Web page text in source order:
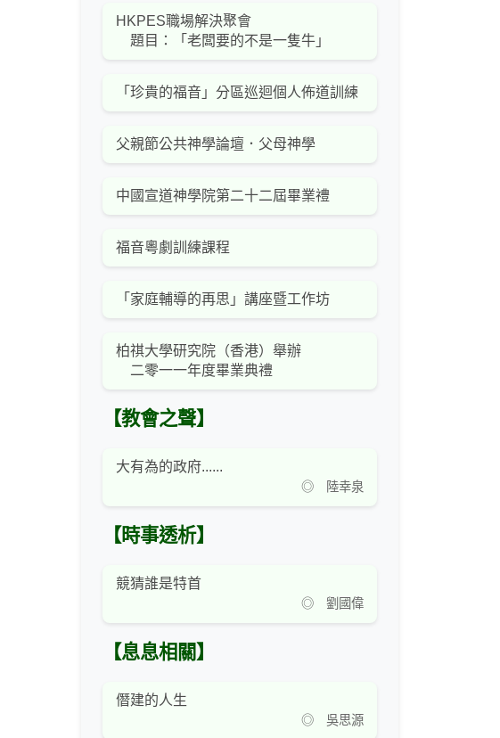
HKPES職場解決聚會
題目：「老闆要的不是一隻牛」
「珍貴的福音」分區巡迴個人佈道訓練
父親節公共神學論壇．父母神學
中國宣道神學院第二十二屆畢業禮
福音粵劇訓練課程
「家庭輔導的再思」講座暨工作坊
柏祺大學研究院（香港）舉辦
二零一一年度畢業典禮
【教會之聲】
大有為的政府......
◎ 陸幸泉
【時事透析】
競猜誰是特首
◎ 劉國偉
【息息相關】
僭建的人生
◎ 吳思源